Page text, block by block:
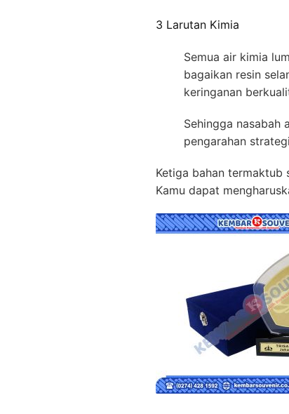
3 Larutan Kimia
Semua air kimia
bagaikan resin
keringanan
Sehingga nasabah
pengarahan
Ketiga bahan
Kamu dapat